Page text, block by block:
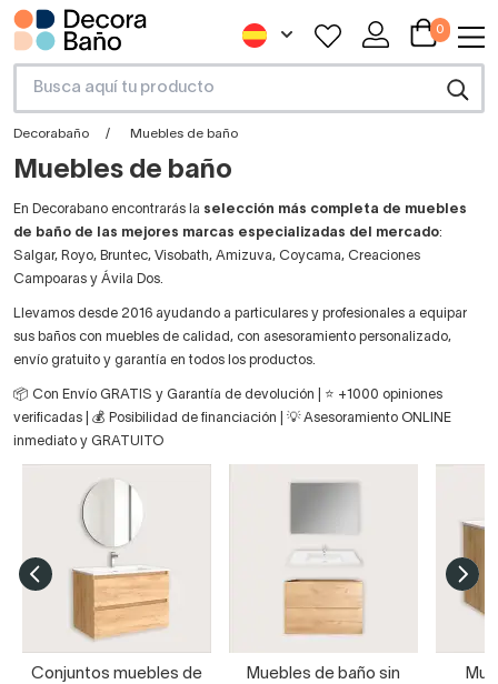
0
Decorabaño Muebles de baño
Muebles de baño
En Decorabano encontrarás la selección más completa de muebles
de baño de las mejores marcas especializadas del mercado:
Salgar, Royo, Bruntec, Visobath, Amizuva, Coycama, Creaciones
Campoaras y Ávila Dos.
Llevamos desde 2016 ayudando a particulares y profesionales a equipar
sus baños con muebles de calidad, con asesoramiento personalizado,
envío gratuito y garantía en todos los productos.
📦 Con Envío GRATIS y Garantía de devolución | ⭐ +1000 opiniones
verificadas | 💰 Posibilidad de financiación | 💡 Asesoramiento ONLINE
inmediato y GRATUITO
Conjuntos muebles de
Muebles de baño sin